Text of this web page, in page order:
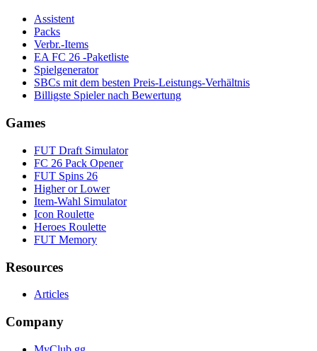
Assistent
Packs
Verbr.-Items
EA FC 26 -Paketliste
Spielgenerator
SBCs mit dem besten Preis-Leistungs-Verhältnis
Billigste Spieler nach Bewertung
Games
FUT Draft Simulator
FC 26 Pack Opener
FUT Spins 26
Higher or Lower
Item-Wahl Simulator
Icon Roulette
Heroes Roulette
FUT Memory
Resources
Articles
Company